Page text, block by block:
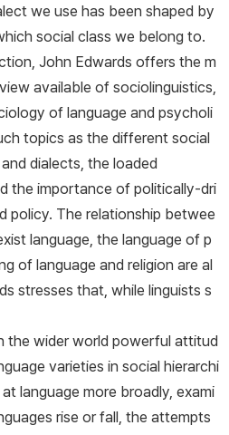
we use has been shaped by
social class we belong to.
John Edwards offers the m
available of sociolinguistics,
of language and psycholi
topics as the different social
dialects, the loaded
the importance of politically-dri
policy. The relationship betwee
language, the language of p
of language and religion are al
stresses that, while linguists s
the wider world powerful attitud
varieties in social hierarchi
language more broadly, exami
rise or fall, the attempts